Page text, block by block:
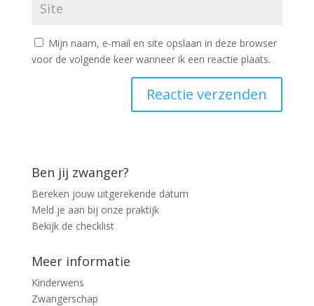
Mijn naam, e-mail en site opslaan in deze browser
voor de volgende keer wanneer ik een reactie plaats.
Ben jij zwanger?
Bereken jouw uitgerekende datum
Meld je aan bij onze praktijk
Bekijk de checklist
Meer informatie
Kinderwens
Zwangerschap